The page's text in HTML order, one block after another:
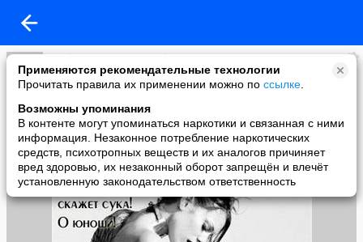
Применяются рекомендательные технологии
Прочитать правила их применении можно по ссылке
Возможны упоминания
В контенте могут упоминаться наркотики и связанная с ними
информация. Незаконное потребление наркотических
средств, психотропных веществ и их аналогов причиняет
вред здоровью, их незаконный оборот запрещён и влечёт
установленную законодательством ответственность
Любовь и ещё раз Любовь
added a photo
04 Oct в 21:07